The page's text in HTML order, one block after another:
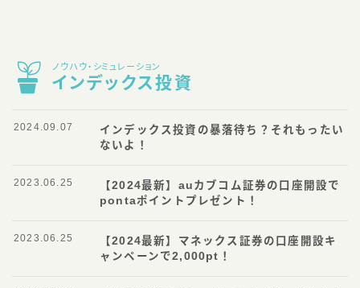
ノウハウ・シミュレーション
インデックス投資
インデックス投資の暴落待ち？それもったい
ないよ！
2024.09.07
【2024最新】auカブコム証券の口座開設で
pontaポイントプレゼント！
2023.06.25
【2024最新】マネックス証券の口座開設キ
ャンペーンで2,000pt！
2023.06.25